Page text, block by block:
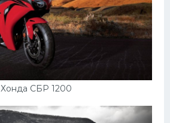
Хонда СБР 1200